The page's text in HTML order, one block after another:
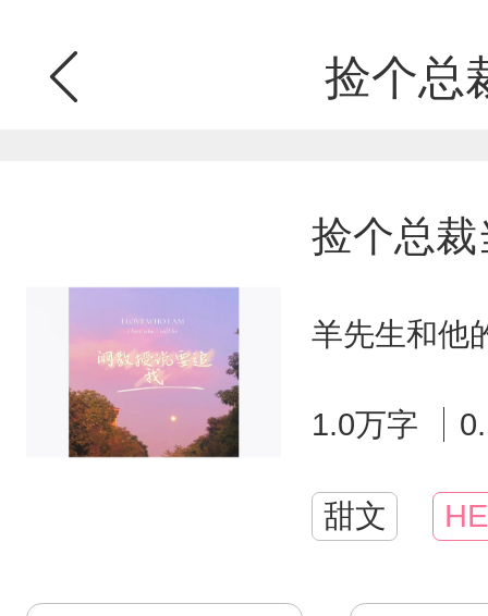
捡个总
捡个总
羊先生和他
1.0万字
甜文 HE